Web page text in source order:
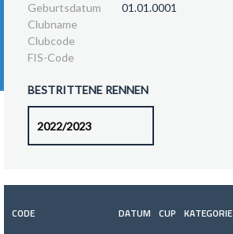
Geburtsdatum
01.01.0001
Clubname
Clubcode
FIS-Code
BESTRITTENE RENNEN
CODE DATUM CUP KATEGORIE